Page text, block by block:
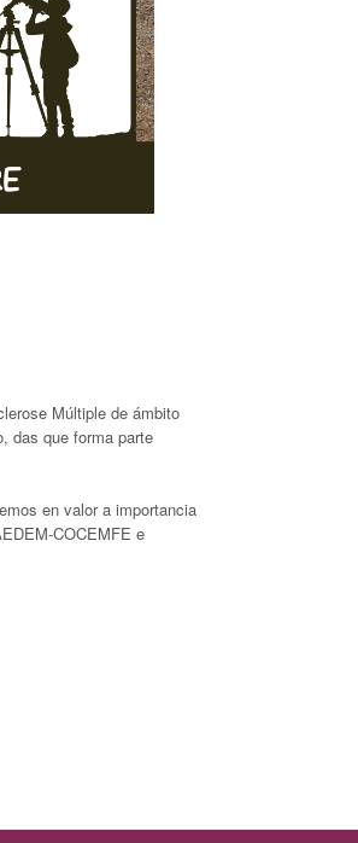
Múltiple de ámbito
das que forma parte
en valor a importancia
COCEMFE e